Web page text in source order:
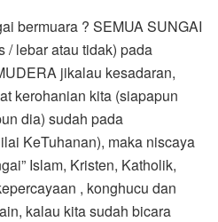
bermuara ? SEMUA SUNGAI
/ lebar atau tidak) pada
jikalau kesadaran,
kerohanian kita (siapapun
dia) sudah pada
KeTuhanan), maka niscaya
Islam, Kristen, Katholik,
, konghucu dan
kalau kita sudah bicara